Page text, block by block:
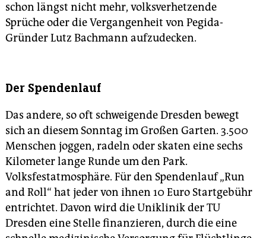
schon längst nicht mehr, volksverhetzende
Sprüche oder die Vergangenheit von Pegida-
Gründer Lutz Bachmann aufzudecken.
Der Spendenlauf
Das andere, so oft schweigende Dresden bewegt
sich an diesem Sonntag im Großen Garten. 3.500
Menschen joggen, radeln oder skaten eine sechs
Kilometer lange Runde um den Park.
Volksfestatmosphäre. Für den Spendenlauf „Run
and Roll“ hat jeder von ihnen 10 Euro Startgebühr
entrichtet. Davon wird die Uniklinik der TU
Dresden eine Stelle finanzieren, durch die eine